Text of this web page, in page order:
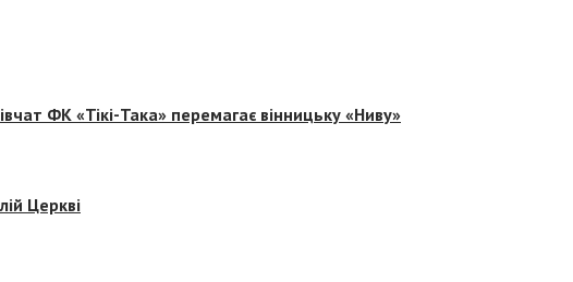
ФК «Тікі-Така» перемагає вінницьку «Ниву»
Церкві